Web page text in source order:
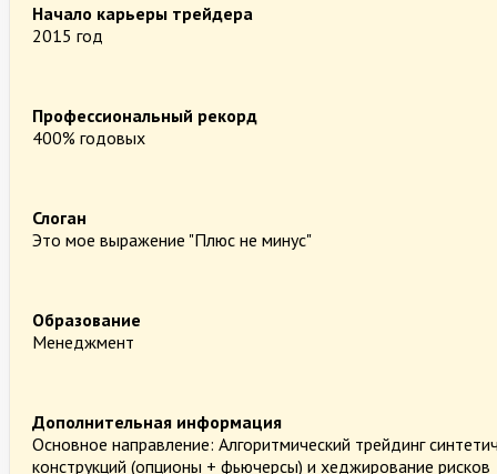
Начало карьеры трейдера
2015 год
Профессиональный рекорд
400% годовых
Слоган
Это мое выражение "Плюс не минус"
Образование
Менеджмент
Дополнительная информация
Основное направление: Алгоритмический трейдинг
конструкций (опционы + фьючерсы) и хеджирование рисков